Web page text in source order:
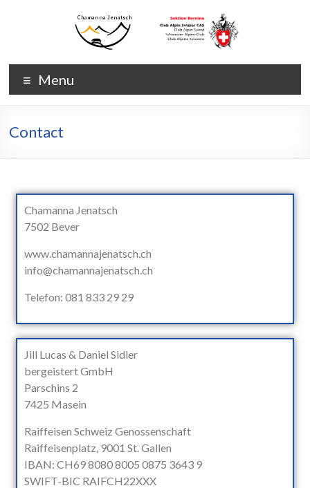
Menu
Contact
Chamanna Jenatsch
7502 Bever
www.chamannajenatsch.ch
info@chamannajenatsch.ch
Telefon: 081 833 29 29
Jill Lucas & Daniel Sidler
bergeistert GmbH
Parschins 2
7425 Masein
Raiffeisen Schweiz Genossenschaft
Raiffeisenplatz, 9001 St. Gallen
IBAN: CH69 8080 8005 0875 3643 9
SWIFT-BIC RAIFCH22XXX